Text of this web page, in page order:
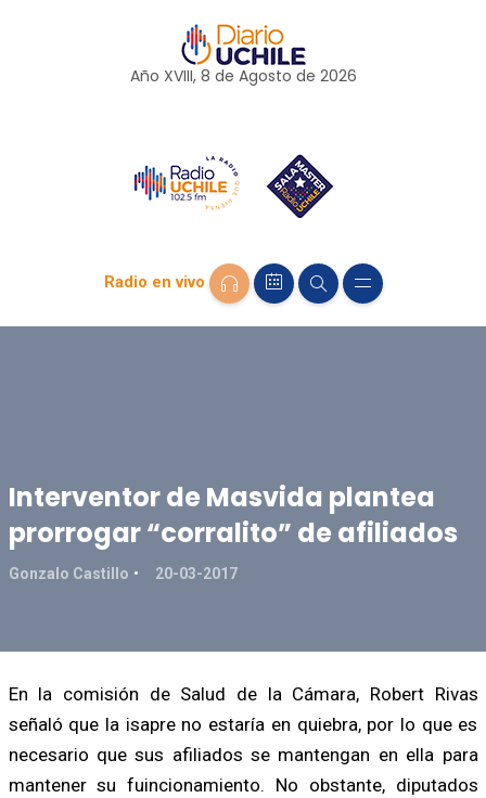
Año XVIII, 8 de Agosto de 2026
Radio en vivo
Interventor de Masvida plantea
prorrogar “corralito” de afiliados
Gonzalo Castillo 20-03-2017
En la comisión de Salud de la Cámara, Robert Rivas
señaló que la isapre no estaría en quiebra, por lo que es
necesario que sus afiliados se mantengan en ella para
mantener su fuincionamiento. No obstante, diputados